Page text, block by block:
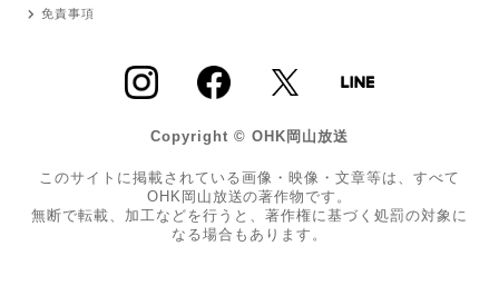
免責事項
Copyright © OHK岡山放送
このサイトに掲載されている画像・映像・文章等は、すべて
OHK岡山放送の著作物です。
無断で転載、加工などを行うと、著作権に基づく処罰の対象に
なる場合もあります。